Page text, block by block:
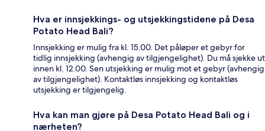
Hva er innsjekkings- og utsjekkingstidene på Desa
Potato Head Bali?
Innsjekking er mulig fra kl. 15.00. Det påløper et gebyr for
tidlig innsjekking (avhengig av tilgjengelighet). Du må sjekke ut
innen kl. 12.00. Sen utsjekking er mulig mot et gebyr (avhengig
av tilgjengelighet). Kontaktløs innsjekking og kontaktløs
utsjekking er tilgjengelig.
Hva kan man gjøre på Desa Potato Head Bali og i
nærheten?